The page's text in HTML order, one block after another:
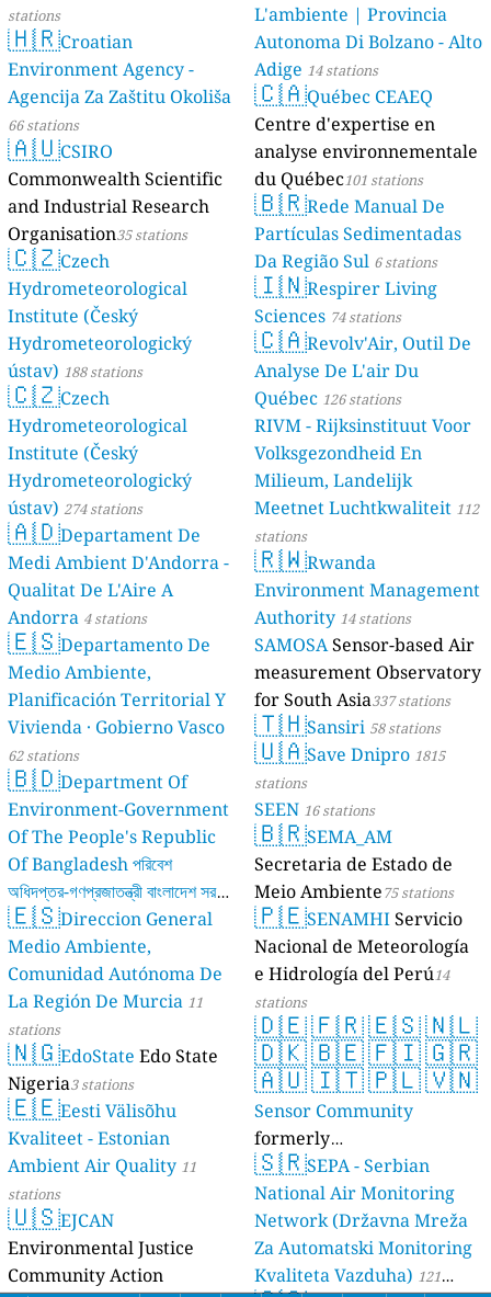
stations
🇭🇷Croatian
Environment Agency -
Agencija Za Zaštitu Okoliša
66 stations
🇦🇺CSIRO
Commonwealth Scientific
and Industrial Research
Organisation35 stations
🇨🇿Czech
Hydrometeorological
Institute (Český
Hydrometeorologický
ústav) 188 stations
🇨🇿Czech
Hydrometeorological
Institute (Český
Hydrometeorologický
ústav) 274 stations
🇦🇩Departament De
Medi Ambient D'Andorra -
Qualitat De L'Aire A
Andorra 4 stations
🇪🇸Departamento De
Medio Ambiente,
Planificación Territorial Y
Vivienda · Gobierno Vasco
62 stations
🇧🇩Department Of
Environment-Government
Of The People's Republic
Of Bangladesh পরিবেশ
অধিদপ্তর-গণপ্রজাতন্ত্রী বাংলাদেশ সরকার
17 stations
🇪🇸Direccion General
Medio Ambiente,
Comunidad Autónoma De
La Región De Murcia 11
stations
🇳🇬EdoState Edo State
Nigeria3 stations
🇪🇪Eesti Välisõhu
Kvaliteet - Estonian
Ambient Air Quality 11
stations
🇺🇸EJCAN
Environmental Justice
Community Action
L'ambiente | Provincia
Autonoma Di Bolzano - Alto
Adige 14 stations
🇨🇦Québec CEAEQ
Centre d'expertise en
analyse environnementale
du Québec101 stations
🇧🇷Rede Manual De
Partículas Sedimentadas
Da Região Sul 6 stations
🇮🇳Respirer Living
Sciences 74 stations
🇨🇦Revolv'Air, Outil De
Analyse De L'air Du
Québec 126 stations
RIVM - Rijksinstituut Voor
Volksgezondheid En
Milieum, Landelijk
Meetnet Luchtkwaliteit 112
stations
🇷🇼Rwanda
Environment Management
Authority 14 stations
SAMOSASensor-based Air
measurement Observatory
for South Asia337 stations
🇹🇭Sansiri 58 stations
🇺🇦Save Dnipro 1815
stations
SEEN 16 stations
🇧🇷SEMA_AM
Secretaria de Estado de
Meio Ambiente75 stations
🇵🇪SENAMHIServicio
Nacional de Meteorología
e Hidrología del Perú14
stations
🇩🇪🇫🇷🇪🇸🇳🇱
🇩🇰🇧🇪🇫🇮🇬🇷
🇦🇺🇮🇹🇵🇱🇻🇳
Sensor Community
formerly
luftdaten.info35815 stations
🇸🇷SEPA - Serbian
National Air Monitoring
Network (Državna Mreža
Za Automatski Monitoring
Kvaliteta Vazduha) 121